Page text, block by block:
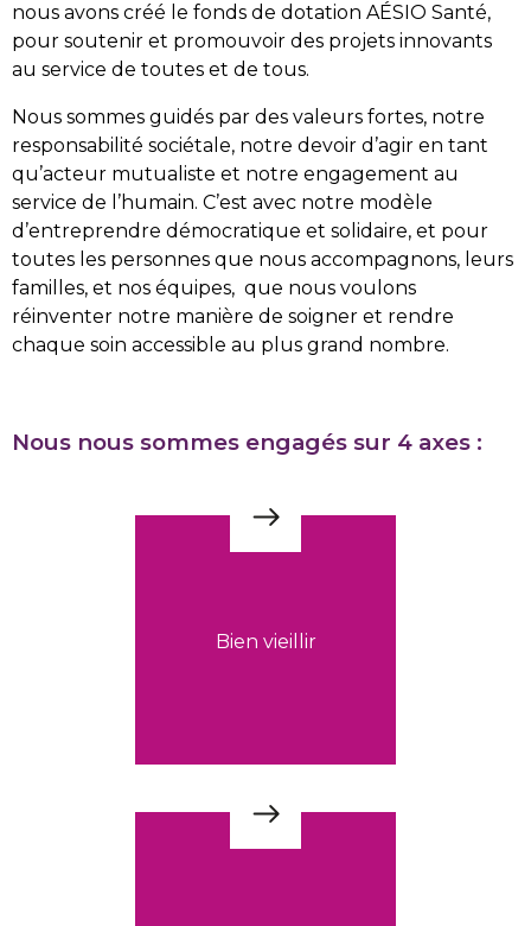
nous avons créé le fonds de dotation AÉSIO Santé,
pour soutenir et promouvoir des projets innovants
au service de toutes et de tous.
Nous sommes guidés par des valeurs fortes, notre
responsabilité sociétale, notre devoir d’agir en tant
qu’acteur mutualiste et notre engagement au
service de l’humain. C’est avec notre modèle
d’entreprendre démocratique et solidaire, et pour
toutes les personnes que nous accompagnons, leurs
familles, et nos équipes, que nous voulons
réinventer notre manière de soigner et rendre
chaque soin accessible au plus grand nombre.
Nous nous sommes engagés sur 4 axes :
Bien vieillir